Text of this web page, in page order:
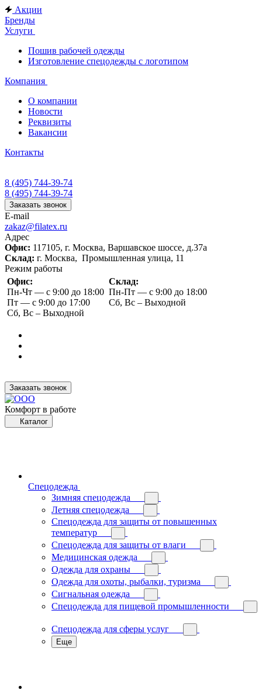
Акции
Бренды
Услуги
Пошив рабочей одежды
Изготовление спецодежды с логотипом
Компания
О компании
Новости
Реквизиты
Вакансии
Контакты
8 (495) 744-39-74
8 (495) 744-39-74
Заказать звонок
E-mail
zakaz@filatex.ru
Адрес
Офис: 117105, г. Москва, Варшавское шоссе, д.37а
Склад: г. Москва, Промышленная улица, 11
Режим работы
Офис:
Пн-Чт — с 9:00 до 18:00
Пт — с 9:00 до 17:00
Сб, Вс – Выходной
Склад:
Пн-Пт — с 9:00 до 18:00
Сб, Вс – Выходной
Заказать звонок
Комфорт в работе
Каталог
Спецодежда
Зимняя спецодежда
Летняя спецодежда
Спецодежда для защиты от повышенных
температур
Спецодежда для защиты от влаги
Медицинская одежда
Одежда для охраны
Одежда для охоты, рыбалки, туризма
Сигнальная одежда
Спецодежда для пищевой промышленности
Спецодежда для сферы услуг
Еще